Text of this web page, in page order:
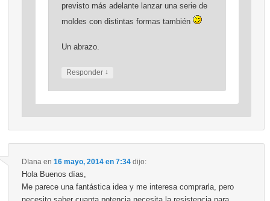
previsto más adelante lanzar una serie de
moldes con distintas formas también
Un abrazo.
Responder ↓
DIanaen 16 mayo, 2014 en 7:34 dijo:
Hola Buenos días,
Me parece una fantástica idea y me interesa comprarla, pero